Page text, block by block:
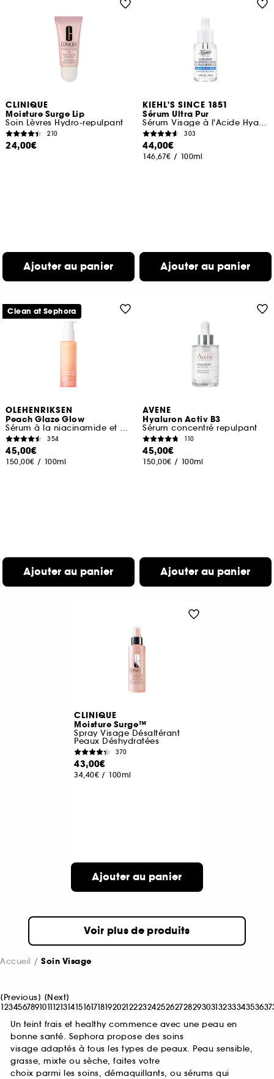
CLINIQUE
Moisture Surge Lip
Soin Lèvres Hydro-repulpant
210
24,00€
Ajouter au panier
KIEHL'S SINCE 1851
Sérum Ultra Pur
Sérum Visage à l'Acide Hyaluronique
303
44,00€
146,67€ / 100ml
Ajouter au panier
OLEHENRIKSEN
Peach Glaze Glow
Sérum à la niacinamide et à la vitamine C
354
45,00€
150,00€ / 100ml
Ajouter au panier
Clean at Sephora
AVENE
Hyaluron Activ B3
Sérum concentré repulpant
110
45,00€
150,00€ / 100ml
Ajouter au panier
CLINIQUE
Moisture Surge™
Spray Visage Désaltérant
Peaux Déshydratées
370
43,00€
34,40€ / 100ml
Ajouter au panier
Voir plus de produits
Accueil Soin Visage
[Previous] [Next]
12345678910111213141516171819202122232425262728293031323334353637
Un teint frais et healthy commence avec une peau en
bonne santé. Sephora propose des soins
visage adaptés à tous les types de peaux. Peau sensible,
grasse, mixte ou sèche, faites votre
choix parmi les soins, démaquillants, ou sérums qui